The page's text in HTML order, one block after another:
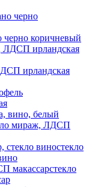
черно коричневый
ирландская
вино, белый
мираж, ЛДСП
стекло
стекло